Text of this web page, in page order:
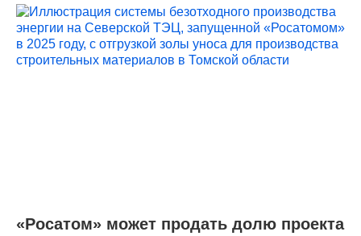
«Росатом» может продать долю проекта